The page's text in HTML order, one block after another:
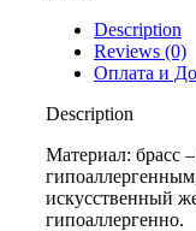
Description
Reviews (0)
Оплата и
Description
Материал: брасс
искусственный
гипоаллергенно.